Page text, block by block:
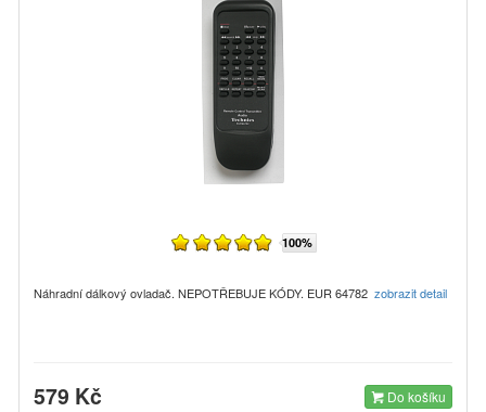
100%
Náhradní dálkový ovladač. NEPOTŘEBUJE KÓDY. EUR 64782 zobrazit detail
579 Kč Do košíku